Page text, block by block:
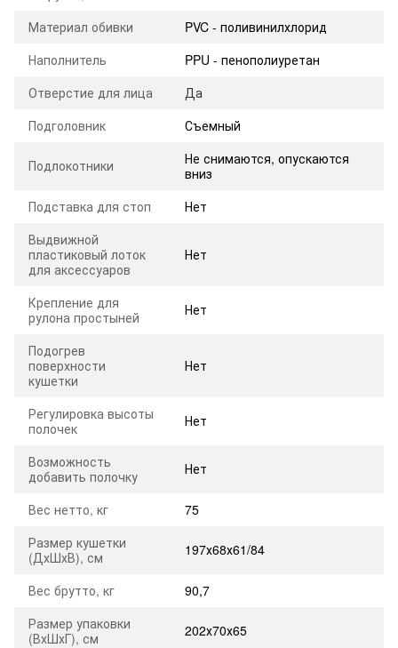
Материал обивки
PVC - поливинилхлорид
Наполнитель
PPU - пенополиуретан
Отверстие для лица
Да
Подголовник
Съемный
Подлокотники
Не снимаются, опускаются
вниз
Подставка для стоп
Нет
Выдвижной
пластиковый лоток
для аксессуаров
Нет
Крепление для
рулона простыней
Нет
Подогрев
поверхности
кушетки
Нет
Регулировка высоты
полочек
Нет
Возможность
добавить полочку
Нет
Вес нетто, кг
75
Размер кушетки
(ДхШхВ), см
197х68х61/84
Вес брутто, кг
90,7
Размер упаковки
(ВхШхГ), см
202х70х65